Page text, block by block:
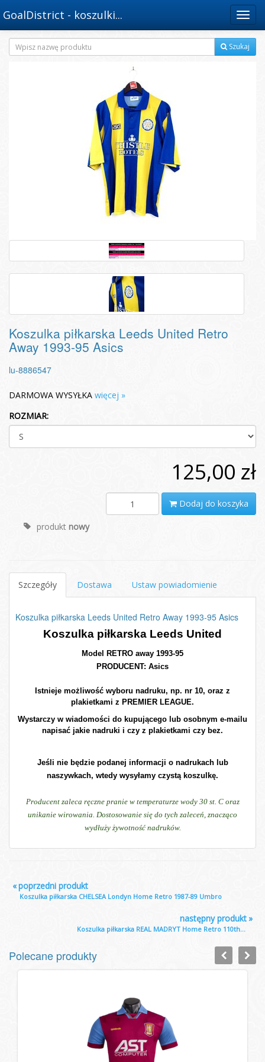
Menu
GoalDistrict - koszulki...
Szukaj
Koszulka piłkarska Leeds United Retro
Away 1993-95 Asics
lu-8886547
DARMOWA WYSYŁKA więcej »
ROZMIAR:
125,00 zł
Dodaj do koszyka
produkt nowy
Szczegóły Dostawa Ustaw powiadomienie
Koszulka piłkarska Leeds United Retro Away 1993-95 Asics
Koszulka piłkarska Leeds United
Model RETRO away 1993-95
PRODUCENT: Asics
Istnieje możliwość wyboru nadruku, np. nr 10, oraz z
plakietkami z PREMIER LEAGUE.
Wystarczy w wiadomości do kupującego lub osobnym e-mailu
napisać jakie nadruki i czy z plakietkami czy bez.
Jeśli nie będzie podanej informacji o nadrukach lub
naszywkach, wtedy wysyłamy czystą koszulkę.
Producent zaleca ręczne pranie w temperaturze wody 30 st. C oraz
unikanie wirowania. Dostosowanie się do tych zaleceń, znacząco
wydłuży żywotność nadruków.
«poprzedni produkt
Koszulka piłkarska CHELSEA Londyn Home Retro 1987-89 Umbro
»
następny produkt
Koszulka piłkarska REAL MADRYT Home Retro 110th...
Polecane produkty